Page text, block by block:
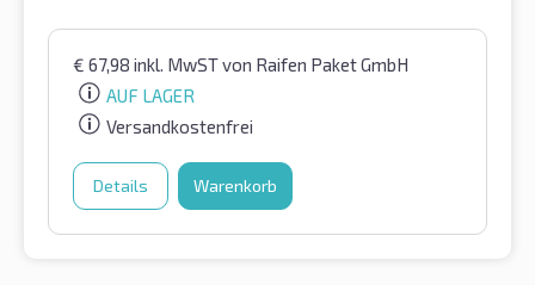
€ 67,98 inkl. MwSTvon Raifen Paket GmbH
AUF LAGER
Versandkostenfrei
Details Warenkorb